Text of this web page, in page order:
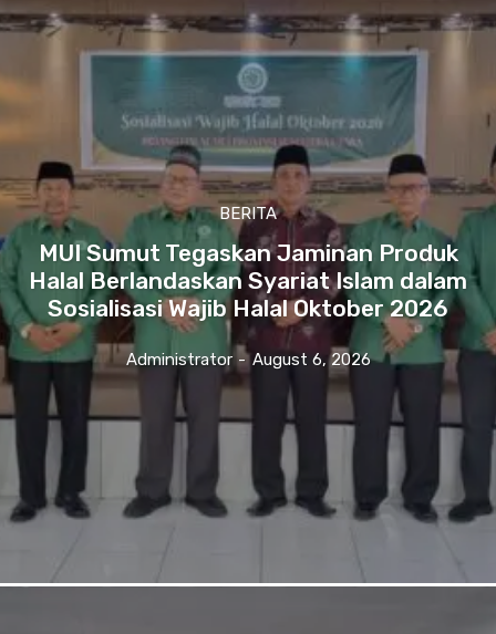
BERITA
MUI Sumut Tegaskan Jaminan Produk
Halal Berlandaskan Syariat Islam dalam
Sosialisasi Wajib Halal Oktober 2026
Administrator - August 6, 2026